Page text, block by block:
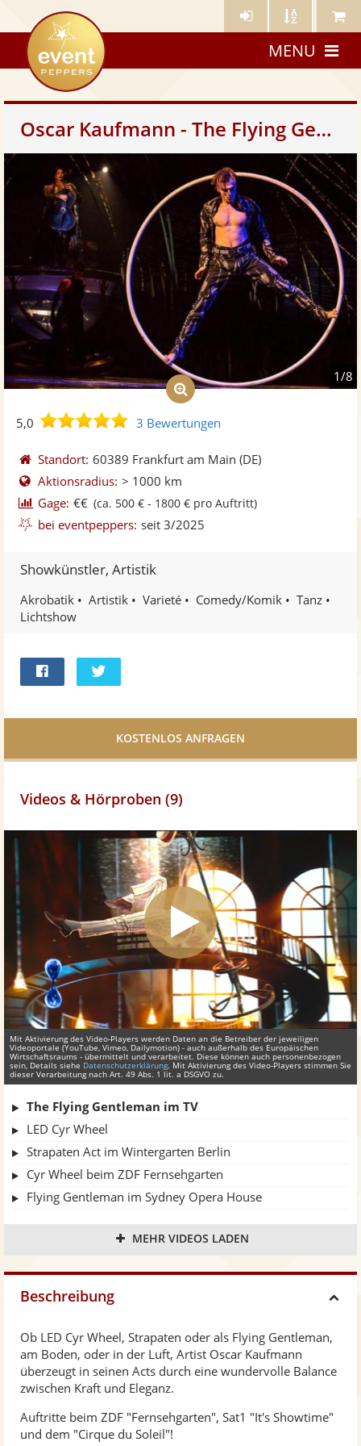
Künstler- Künstler Meine
eventpeppers
MENU
Oscar Kaufmann - The Flying Gentleman
1/8
5,0
5,0
5
Sternen
3 Bewertungen
Standort: 60389 Frankfurt am Main (DE)
Aktionsradius: > 1000 km
Gage: €€ (ca. 500 € - 1800 € pro Auftritt)
bei eventpeppers: seit 3/2025
Showkünstler, Artistik
Akrobatik Artistik Varieté Comedy/Komik
Tanz
Lichtshow
Facebook
Videos & Hörproben (9)
Mit Aktivierung des Video-Players werden Daten an die Betreiber der jeweiligen
Videoportale (YouTube, Vimeo, Dailymotion) - auch außerhalb des Europäischen
Wirtschaftsraums - übermittelt und verarbeitet. Diese können auch personenbezogen
sein, Details siehe Datenschutzerklärung. Mit Aktivierung des Video-Players stimmen Sie
dieser Verarbeitung nach Art. 49 Abs. 1 lit. a DSGVO zu.
The Flying Gentleman im TV
LED Cyr Wheel
Strapaten Act im Wintergarten Berlin
Cyr Wheel beim ZDF Fernsehgarten
Flying Gentleman im Sydney Opera House
Flying Gentleman im Wintergarten Berlin
Strapaten
MEHR VIDEOS LADEN
Beschreibung
Ob LED Cyr Wheel, Strapaten oder als Flying Gentleman,
am Boden, oder in der Luft, Artist Oscar Kaufmann
überzeugt in seinen Acts durch eine wundervolle Balance
zwischen Kraft und Eleganz.
Auftritte beim ZDF "Fernsehgarten", Sat1 "It's Showtime"
und dem "Cirque du Soleil"!